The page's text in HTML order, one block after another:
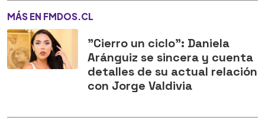
MÁS EN FMDOS.CL
"Cierro un ciclo": Daniela
Aránguiz se sincera y cuenta
detalles de su actual relación
con Jorge Valdivia